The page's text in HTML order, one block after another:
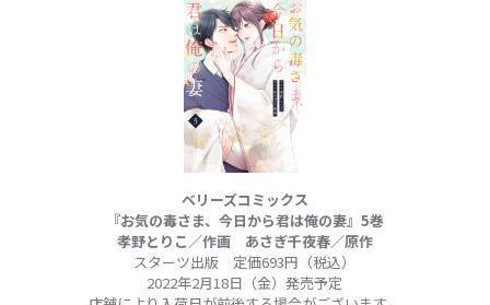
ベリーズコミックス
『お気の毒さま、今日から君は俺の妻』5巻
孝野とりこ／作画 あさぎ千夜春／原作
スターツ出版 定価693円（税込）
2022年2月18日（金）発売予定